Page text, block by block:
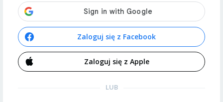
Zaloguj się z Facebook
Zaloguj się z Apple
LUB